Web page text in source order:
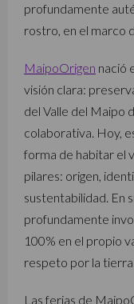
profundamente
rostro, en el marco
MaipoOrigen nació
visión clara:
del Valle del Maipo
colaborativa. Hoy,
forma de habitar el
pilares: origen,
sustentabilidad. En
profundamente
100% en el propio
respeto por la tierra
Las ferias de